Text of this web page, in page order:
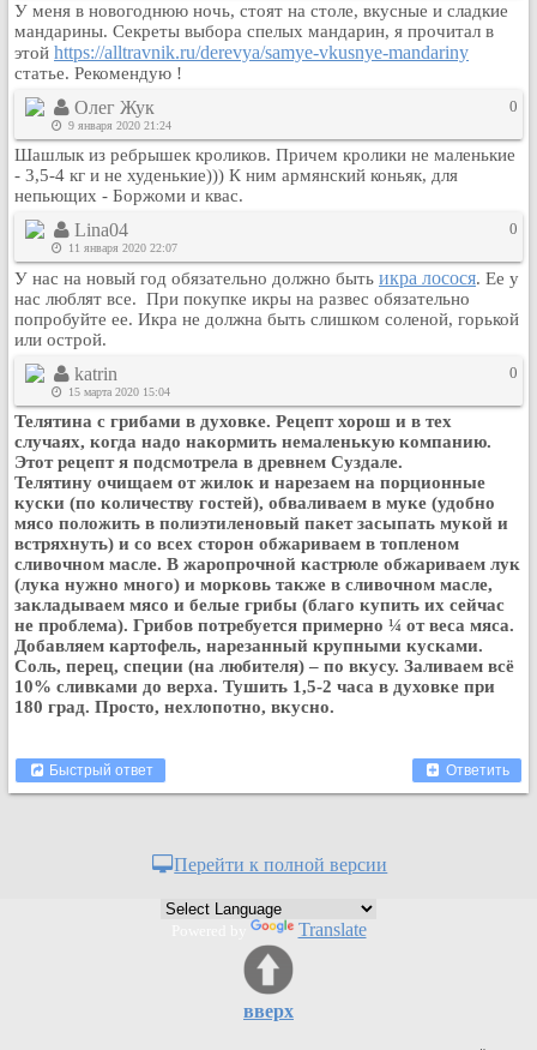
У меня в новогоднюю ночь, стоят на столе, вкусные и сладкие
мандарины. Секреты выбора спелых мандарин, я прочитал в
этой https://alltravnik.ru/derevya/samye-vkusnye-mandariny
статье. Рекомендую !
Олег Жук
9 января 2020 21:24
0
Шашлык из ребрышек кроликов. Причем кролики не маленькие
- 3,5-4 кг и не худенькие))) К ним армянский коньяк, для
непьющих - Боржоми и квас.
Lina04
11 января 2020 22:07
0
У нас на новый год обязательно должно быть икра лосося. Ее у
нас люблят все. При покупке икры на развес обязательно
попробуйте ее. Икра не должна быть слишком соленой, горькой
или острой.
katrin
15 марта 2020 15:04
0
Телятина с грибами в духовке. Рецепт хорош и в тех
случаях, когда надо накормить немаленькую компанию.
Этот рецепт я подсмотрела в древнем Суздале.
Телятину очищаем от жилок и нарезаем на порционные
куски (по количеству гостей), обваливаем в муке (удобно
мясо положить в полиэтиленовый пакет засыпать мукой и
встряхнуть) и со всех сторон обжариваем в топленом
сливочном масле. В жаропрочной кастрюле обжариваем лук
(лука нужно много) и морковь также в сливочном масле,
закладываем мясо и белые грибы (благо купить их сейчас
не проблема). Грибов потребуется примерно ¼ от веса мяса.
Добавляем картофель, нарезанный крупными кусками.
Соль, перец, специи (на любителя) – по вкусу. Заливаем всё
10% сливками до верха. Тушить 1,5-2 часа в духовке при
180 град. Просто, нехлопотно, вкусно.
Быстрый ответ Ответить
Перейти к полной версии
Translate
вверх